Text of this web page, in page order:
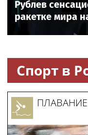
Рублев
ракетке мира
Спорт в
ПЛАВАНИЕ